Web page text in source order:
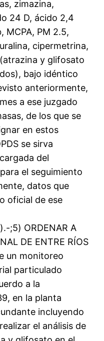
zimazina,
24 D, ácido 2,4
MCPA, PM 2.5,
cipermetrina,
y glifosato
bajo idéntico
anteriormente,
a ese juzgado
de los que se
en estos
se sirva
del
el seguimiento
datos que
oficial de ese
;5) ORDENAR A
DE ENTRE RÍOS
un monitoreo
particulado
a la
en la planta
incluyendo
el análisis de